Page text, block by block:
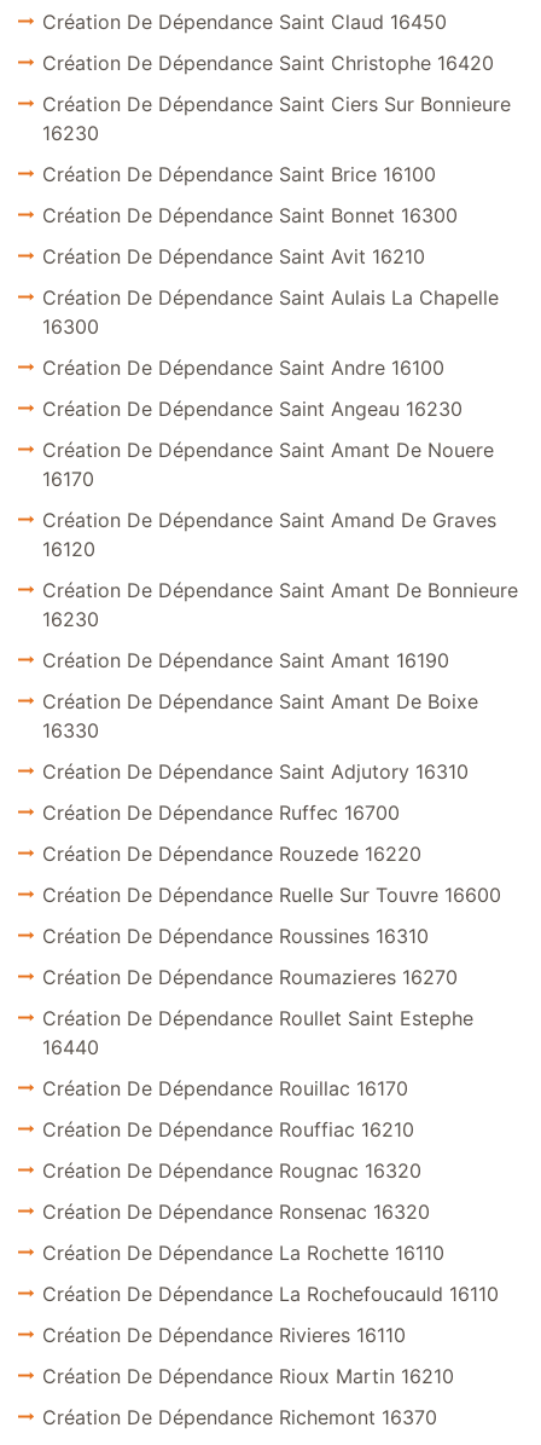
Création De Dépendance Saint Claud 16450
Création De Dépendance Saint Christophe 16420
Création De Dépendance Saint Ciers Sur Bonnieure
16230
Création De Dépendance Saint Brice 16100
Création De Dépendance Saint Bonnet 16300
Création De Dépendance Saint Avit 16210
Création De Dépendance Saint Aulais La Chapelle
16300
Création De Dépendance Saint Andre 16100
Création De Dépendance Saint Angeau 16230
Création De Dépendance Saint Amant De Nouere
16170
Création De Dépendance Saint Amand De Graves
16120
Création De Dépendance Saint Amant De Bonnieure
16230
Création De Dépendance Saint Amant 16190
Création De Dépendance Saint Amant De Boixe
16330
Création De Dépendance Saint Adjutory 16310
Création De Dépendance Ruffec 16700
Création De Dépendance Rouzede 16220
Création De Dépendance Ruelle Sur Touvre 16600
Création De Dépendance Roussines 16310
Création De Dépendance Roumazieres 16270
Création De Dépendance Roullet Saint Estephe
16440
Création De Dépendance Rouillac 16170
Création De Dépendance Rouffiac 16210
Création De Dépendance Rougnac 16320
Création De Dépendance Ronsenac 16320
Création De Dépendance La Rochette 16110
Création De Dépendance La Rochefoucauld 16110
Création De Dépendance Rivieres 16110
Création De Dépendance Rioux Martin 16210
Création De Dépendance Richemont 16370